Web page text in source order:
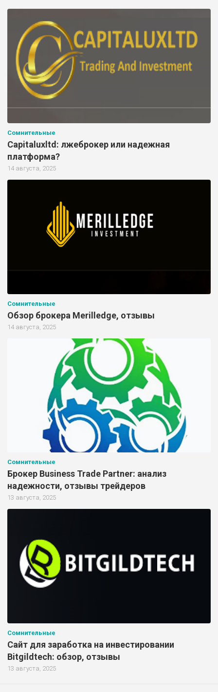
Сомнительные
Capitaluxltd: лжеброкер или надежная
платформа?
14 августа, 2025
Сомнительные
Обзор брокера Merilledge, отзывы
14 августа, 2025
Сомнительные
Брокер Business Trade Partner: анализ
надежности, отзывы трейдеров
13 августа, 2025
Сомнительные
Сайт для заработка на инвестировании
Bitgildtech: обзор, отзывы
13 августа, 2025